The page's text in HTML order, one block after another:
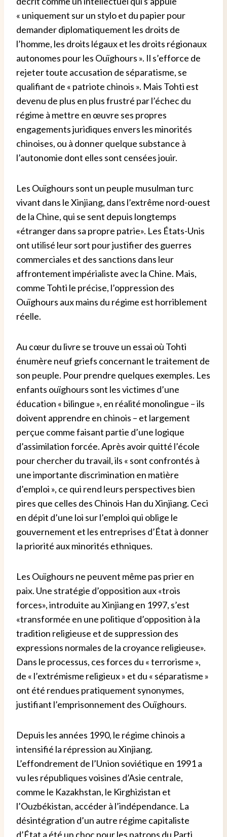
« uniquement sur un stylo et du papier pour
demander diplomatiquement les droits de
l’homme, les droits légaux et les droits régionaux
autonomes pour les Ouïghours ». Il s’efforce de
rejeter toute accusation de séparatisme, se
qualifiant de « patriote chinois ». Mais Tohti est
devenu de plus en plus frustré par l’échec du
régime à mettre en œuvre ses propres
engagements juridiques envers les minorités
chinoises, ou à donner quelque substance à
l’autonomie dont elles sont censées jouir.
Les Ouïghours sont un peuple musulman turc
vivant dans le Xinjiang, dans l’extrême nord-ouest
de la Chine, qui se sent depuis longtemps
«étranger dans sa propre patrie». Les États-Unis
ont utilisé leur sort pour justifier des guerres
commerciales et des sanctions dans leur
affrontement impérialiste avec la Chine. Mais,
comme Tohti le précise, l’oppression des
Ouïghours aux mains du régime est horriblement
réelle.
Au cœur du livre se trouve un essai où Tohti
énumère neuf griefs concernant le traitement de
son peuple. Pour prendre quelques exemples. Les
enfants ouïghours sont les victimes d’une
éducation « bilingue », en réalité monolingue – ils
doivent apprendre en chinois – et largement
perçue comme faisant partie d’une logique
d’assimilation forcée. Après avoir quitté l’école
pour chercher du travail, ils « sont confrontés à
une importante discrimination en matière
d’emploi », ce qui rend leurs perspectives bien
pires que celles des Chinois Han du Xinjiang. Ceci
en dépit d’une loi sur l’emploi qui oblige le
gouvernement et les entreprises d’État à donner
la priorité aux minorités ethniques.
Les Ouïghours ne peuvent même pas prier en
paix. Une stratégie d’opposition aux «trois
forces», introduite au Xinjiang en 1997, s’est
«transformée en une politique d’opposition à la
tradition religieuse et de suppression des
expressions normales de la croyance religieuse».
Dans le processus, ces forces du « terrorisme »,
de « l’extrémisme religieux » et du « séparatisme »
ont été rendues pratiquement synonymes,
justifiant l’emprisonnement des Ouïghours.
Depuis les années 1990, le régime chinois a
intensifié la répression au Xinjiang.
L’effondrement de l’Union soviétique en 1991 a
vu les républiques voisines d’Asie centrale,
comme le Kazakhstan, le Kirghizistan et
l’Ouzbékistan, accéder à l’indépendance. La
désintégration d’un autre régime capitaliste
d’État a été un choc pour les patrons du Parti